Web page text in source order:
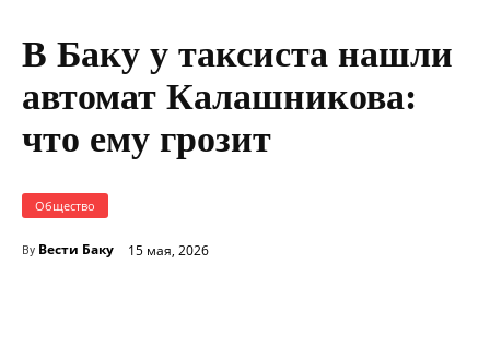
В Баку у таксиста нашли
автомат Калашникова:
что ему грозит
Общество
By Вести Баку 15 мая, 2026